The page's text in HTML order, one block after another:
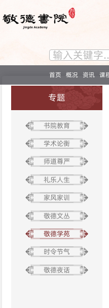
首页 概况 资讯 课
专题
书院教育
学术论衡
师道尊严
礼乐人生
家风家训
敬德文丛
敬德学苑
时令节气
敬德夜话